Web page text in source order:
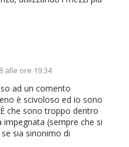
alle ore 19:34
ad un comento
è scivoloso ed io sono
che sono troppo dentro
(sempre che si
sia sinonimo di